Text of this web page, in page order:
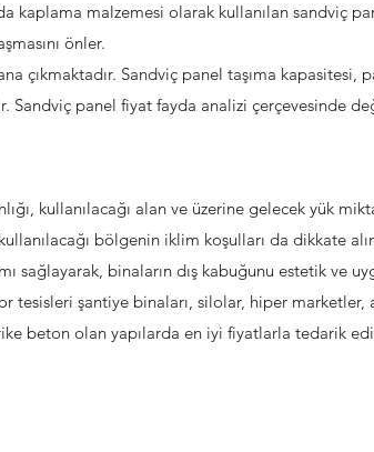
kullanılacağı alan ve üzerine gelecek yük
bölgenin iklim koşulları da dikkate
sağlayarak, binaların dış kabuğunu estetik ve
tesisleri şantiye binaları, silolar, hiper marketler,
beton olan yapılarda en iyi fiyatlarla tedarik
kaplama malzemesi olarak kullanılan sandviç
önler.
çıkmaktadır. Sandviç panel taşıma kapasitesi,
Sandviç panel fiyat fayda analizi çerçevesinde